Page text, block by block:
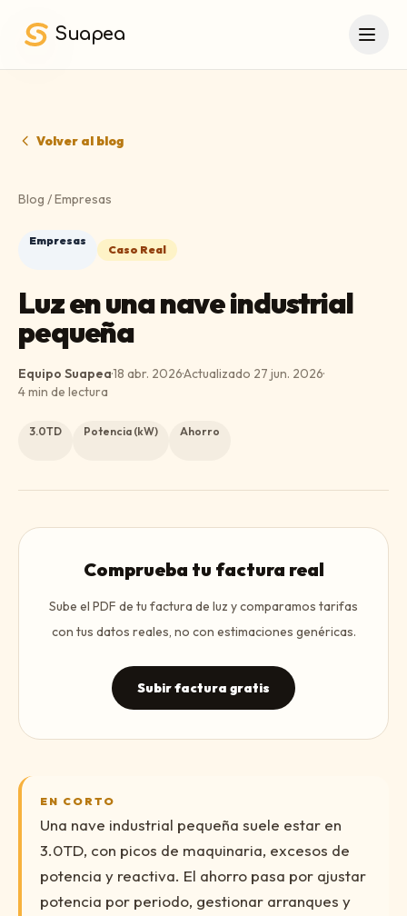
Suapea
Volver al blog
Blog /Empresas
Empresas
Caso Real
Luz en una nave industrial
pequeña
Equipo Suapea·18 abr. 2026·Actualizado 27 jun. 2026·
4min de lectura
3.0TD Potencia (kW) Ahorro
Comprueba tu factura real
Sube el PDF de tu factura de luz y comparamos tarifas
con tus datos reales, no con estimaciones genéricas.
Subir factura gratis
EN CORTO
Una nave industrial pequeña suele estar en
3.0TD, con picos de maquinaria, excesos de
potencia y reactiva. El ahorro pasa por ajustar
potencia por periodo, gestionar arranques y